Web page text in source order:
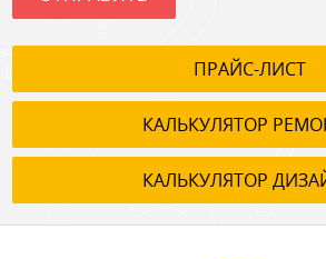
ПРАЙС-ЛИСТ
КАЛЬКУЛЯТОР
КАЛЬКУЛЯТОР